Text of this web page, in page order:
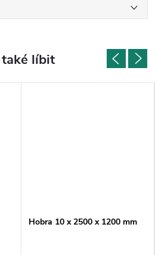
Hobra 10 x 2500 x 1200 mm